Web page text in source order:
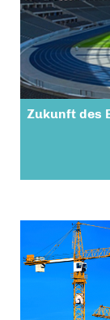
Zukunft des